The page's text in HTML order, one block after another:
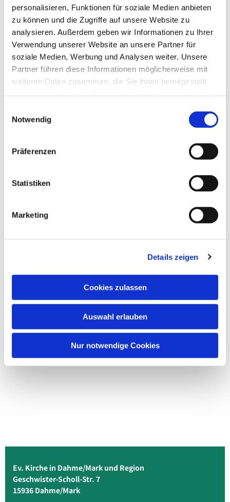
personalisieren, Funktionen für soziale Medien anbieten
zu können und die Zugriffe auf unsere Website zu
analysieren. Außerdem geben wir Informationen zu Ihrer
Verwendung unserer Website an unsere Partner für
soziale Medien, Werbung und Analysen weiter. Unsere
Partner führen diese Informationen möglicherweise mit
weiteren Daten zusammen, die Sie ihnen bereitgestellt
Notwendig
Präferenzen
Statistiken
Marketing
Details zeigen
Cookies zulassen
Auswahl erlauben
Nur notwendige Cookies
Dies könnte Sie auch
Ev. Kirche in Dahme/Mark und Region
Geschwister-Scholl-Str. 7
15936 Dahme/Mark